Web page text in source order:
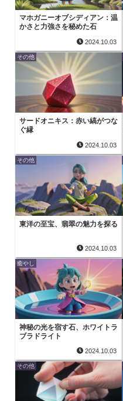
マホガニーオブシディアン：温
かさと力強さを秘めた石
2024.10.03
その他
サードオニキス：赤い縞がつな
ぐ縁
2024.10.03
その他
東洋の至宝、翡翠の魅力を探る
2024.10.03
癒やし
神秘の光を宿す石、ホワイトラ
ブラドライト
2024.10.03
その他